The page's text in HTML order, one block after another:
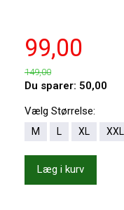
99,00
149,00
Du sparer: 50,00
Vælg Størrelse:
M L XL XXL
Læg i kurv